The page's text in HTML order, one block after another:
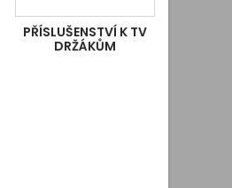
PŘÍSLUŠENSTVÍ K TV
DRŽÁKŮM